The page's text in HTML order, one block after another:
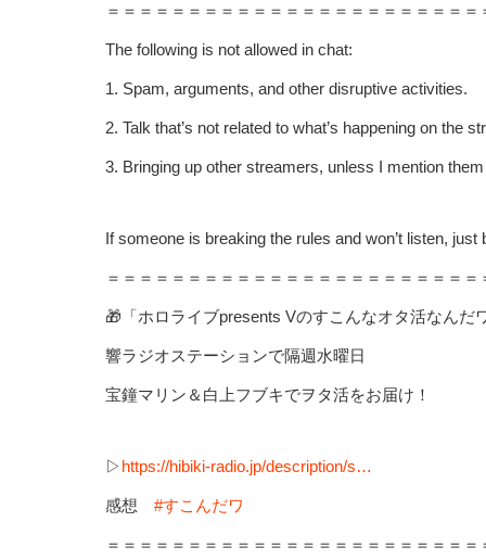
＝＝＝＝＝＝＝＝＝＝＝＝＝＝＝＝＝＝＝＝＝＝＝
The following is not allowed in chat:
1. Spam, arguments, and other disruptive activities.
2. Talk that’s not related to what’s happening on the
3. Bringing up other streamers, unless I mention
If someone is breaking the rules and won’t listen,
＝＝＝＝＝＝＝＝＝＝＝＝＝＝＝＝＝＝＝＝＝＝＝
🎁「ホロライブpresents Vのすこんなオタ活なんだ
響ラジオステーションで隔週水曜日
宝鐘マリン＆白上フブキでヲタ活をお届け！
▷ https://hibiki-radio.jp/description/s…
感想 #すこんだワ
＝＝＝＝＝＝＝＝＝＝＝＝＝＝＝＝＝＝＝＝＝＝＝